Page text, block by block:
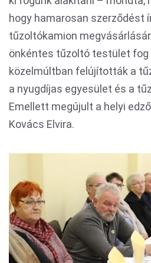
hogy hamarosan szerződést
tűzoltókamion
önkéntes tűzoltó testület fog
közelmúltban felújították a
a nyugdíjas egyesület és a
Emellett megújult a helyi
Kovács Elvira.